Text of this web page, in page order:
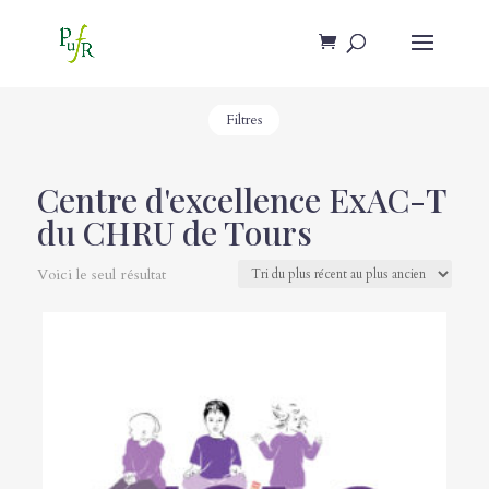
Filtres
Centre d'excellence ExAC-T
du CHRU de Tours
Voici le seul résultat